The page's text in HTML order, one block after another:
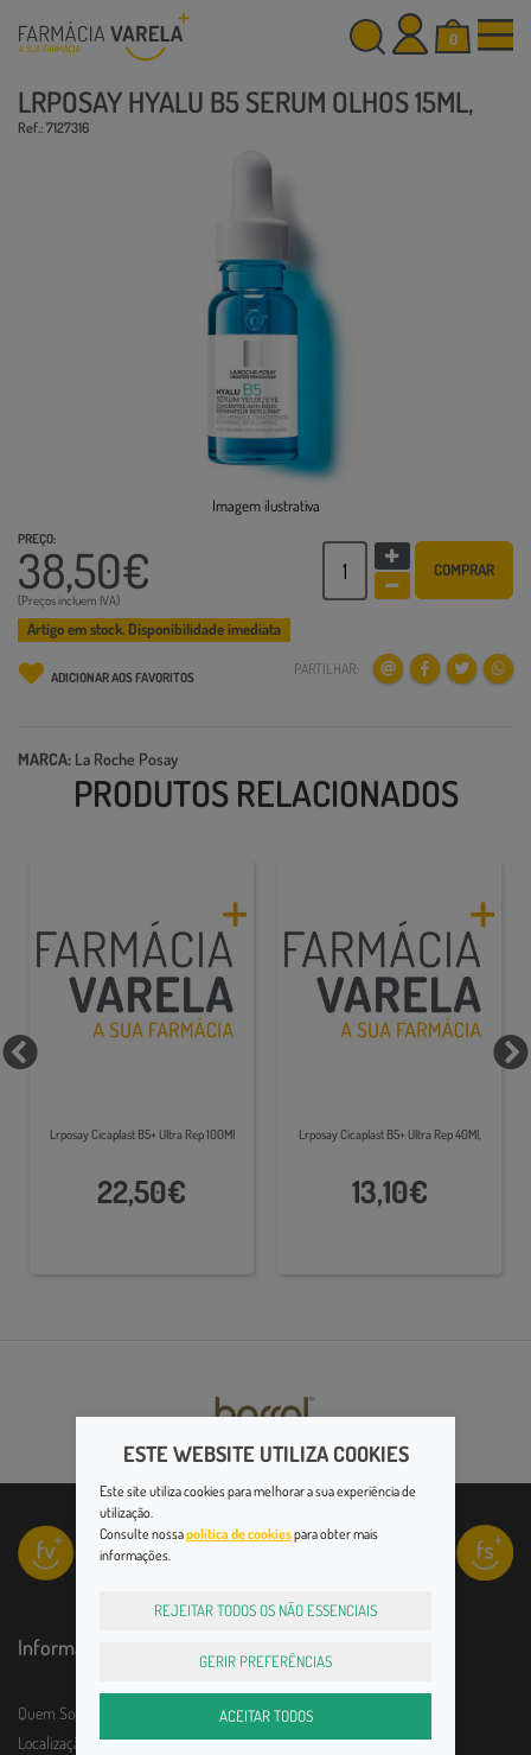
0
LRPOSAY HYALU B5 SERUM OLHOS 15ML,
Ref.: 7127316
Imagem ilustrativa
PREÇO:
38,50€
(Preços incluem IVA)
COMPRAR
Artigo em stock. Disponibilidade imediata
ADICIONAR AOS FAVORITOS PARTILHAR:
MARCA: La Roche Posay
PRODUTOS RELACIONADOS
Lrposay Cicaplast B5+ Ultra Rep 100Ml
22,50€
Lrposay Cicaplast B5+ Ultra Rep 40Ml,
13,10€
Informações
Quem Somos
Localização e horário
ESTE WEBSITE UTILIZA COOKIES
Este site utiliza cookies para melhorar a sua experiência de
utilização.
Consulte nossapolítica de cookiespara obter mais
informações.
REJEITAR TODOS OS NÃO ESSENCIAIS
GERIR PREFERÊNCIAS
ACEITAR TODOS